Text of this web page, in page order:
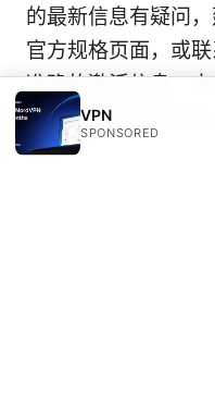
的最新信息有疑问
官方规格页面，或
准确的激活信息。
综合盘点与使用指
准。
VPN
SPONSORED